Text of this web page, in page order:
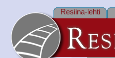
Resiina-lehti